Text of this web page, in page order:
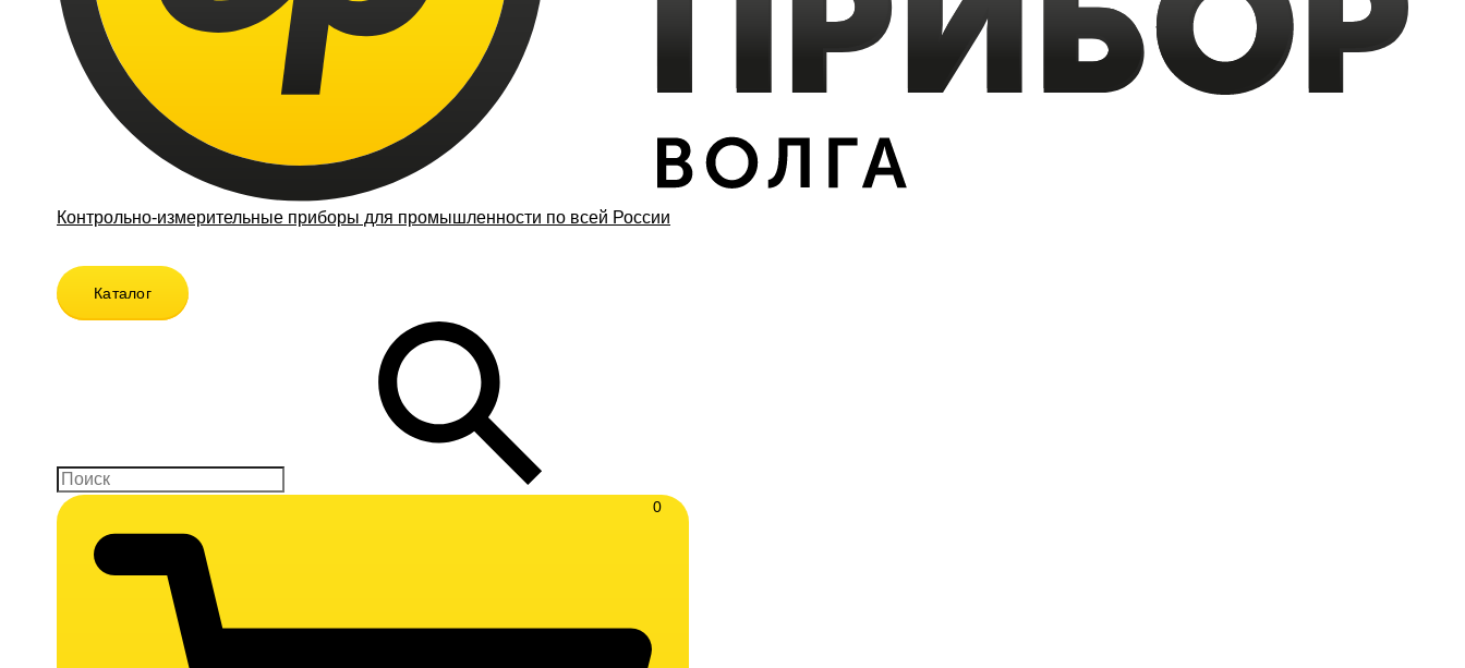
Контрольно-измерительные приборы для промышленности по всей России
Каталог
0